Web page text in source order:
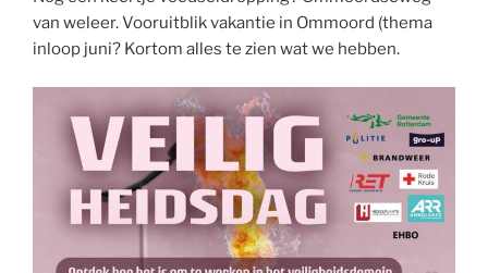
van weleer. Vooruitblik vakantie in Ommoord (thema
inloop juni? Kortom alles te zien wat we hebben.